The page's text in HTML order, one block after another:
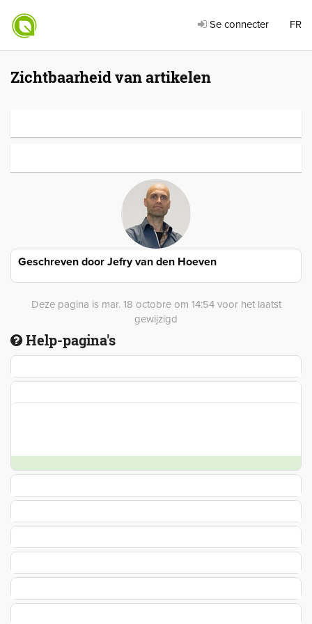
Se connecter FR
Zichtbaarheid van artikelen
Geschreven door Jefry van den Hoeven
Deze pagina is mar. 18 octobre om 14:54 voor het laatst
gewijzigd
Help-pagina's